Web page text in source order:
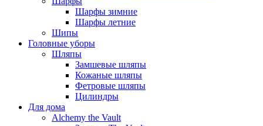
Шарфы зимние
Шарфы летние
Шипы
Головные уборы
Шляпы
Замшевые шляпы
Кожаные шляпы
Фетровые шляпы
Цилиндры
Для дома
Alchemy the Vault